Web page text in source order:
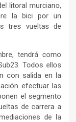
litoral murciano,
la bici por un
tres vueltas de
tendrá como
Todos ellos
con salida en la
efectuar las
el segmento
de carrera a
de la